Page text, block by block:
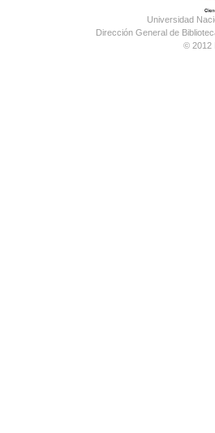
Universidad
Dirección General de
© 2012